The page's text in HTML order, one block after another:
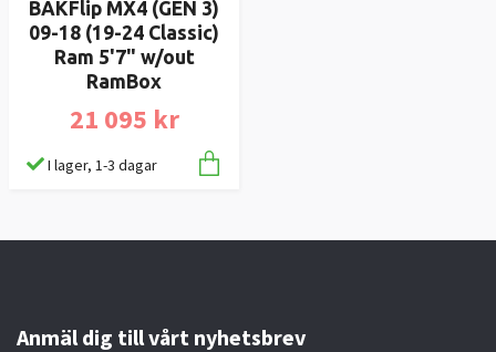
BAKFlip MX4 (GEN 3)
09-18 (19-24 Classic)
Ram 5'7" w/out
RamBox
21 095 kr
I lager, 1-3 dagar
Anmäl dig till vårt nyhetsbrev